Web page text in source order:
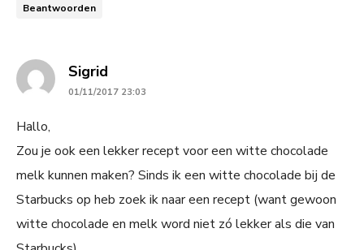
Beantwoorden
Sigrid
01/11/2017 23:03
Hallo,
Zou je ook een lekker recept voor een witte chocolade
melk kunnen maken? Sinds ik een witte chocolade bij de
Starbucks op heb zoek ik naar een recept (want gewoon
witte chocolade en melk word niet zó lekker als die van